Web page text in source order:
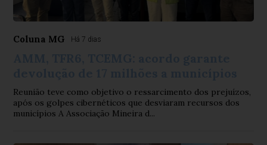
Coluna MG Há 7 dias
Reunião teve como objetivo o ressarcimento dos prejuízos,
após os golpes cibernéticos que desviaram recursos dos
municípios A Associação Mineira d...